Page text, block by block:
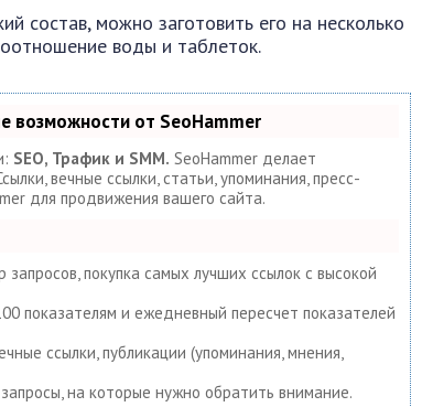
состав, можно заготовить его на несколько
воды и таблеток.
возможности от SeoHammer
SEO, Трафик и SMM. SeoHammer делает
вечные ссылки, статьи, упоминания, пресс-
для продвижения вашего сайта.
покупка самых лучших ссылок с высокой
показателям и ежедневный пересчет показателей
ссылки, публикации (упоминания, мнения,
на которые нужно обратить внимание.